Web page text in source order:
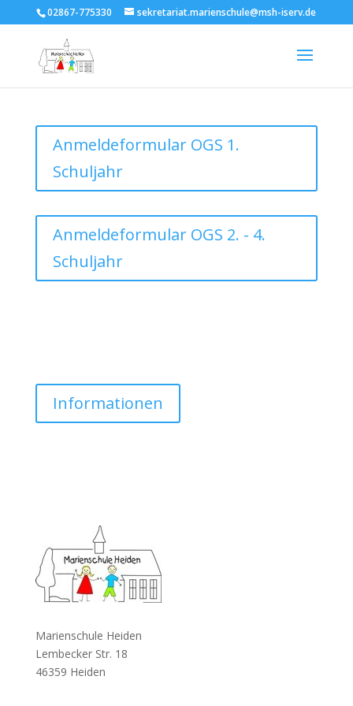
02867-775330 sekretariat.marienschule@msh-iserv.de
Anmeldeformular OGS 1.
Schuljahr
Anmeldeformular OGS 2. - 4.
Schuljahr
Informationen
Marienschule Heiden
Lembecker Str. 18
46359 Heiden